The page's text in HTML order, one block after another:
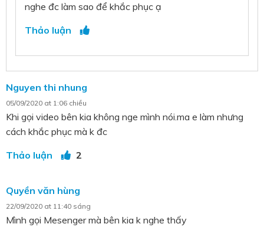
nghe đc làm sao để khắc phục ạ
Thảo luận
Nguyen thi nhung
05/09/2020 at 1:06 chiều
Khi gọi video bên kia không nge mình nói.ma e làm nhưng
cách khắc phục mà k đc
2
Thảo luận
Quyền văn hùng
22/09/2020 at 11:40 sáng
Mình gọi Mesenger mà bên kia k nghe thấy